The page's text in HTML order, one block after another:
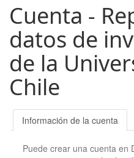
Cuenta -
datos de
de la
Chile
Información de la cuenta
Puede crear una cuenta en